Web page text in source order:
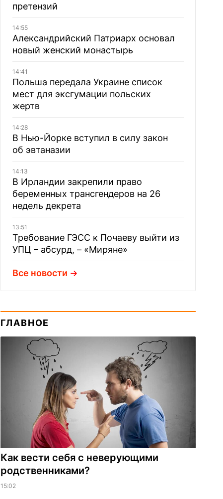
претензий
14:55
Александрийский Патриарх основал
новый женский монастырь
14:41
Польша передала Украине список
мест для эксгумации польских
жертв
14:28
В Нью-Йорке вступил в силу закон
об эвтаназии
14:13
В Ирландии закрепили право
беременных трансгендеров на 26
недель декрета
13:51
Требование ГЭСС к Почаеву выйти из
УПЦ – абсурд, – «Миряне»
Все новости
ГЛАВНОЕ
Как вести себя с неверующими
родственниками?
15:02